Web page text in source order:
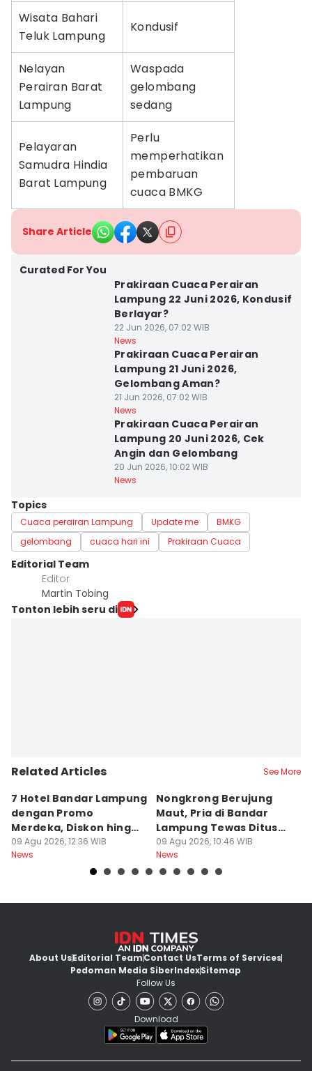
Wisata Bahari
Teluk Lampung
Kondusif
Nelayan
Perairan Barat
Lampung
Waspada
gelombang
sedang
Pelayaran
Samudra Hindia
Barat Lampung
Perlu
memperhatikan
pembaruan
cuaca BMKG
Share Article
Curated For You
Prakiraan Cuaca Perairan
Lampung 22 Juni 2026, Kondusif
Berlayar?
22 Jun 2026, 07:02 WIB
News
Prakiraan Cuaca Perairan
Lampung 21 Juni 2026,
Gelombang Aman?
21 Jun 2026, 07:02 WIB
News
Prakiraan Cuaca Perairan
Lampung 20 Juni 2026, Cek
Angin dan Gelombang
20 Jun 2026, 10:02 WIB
News
Topics
Cuaca perairan Lampung Update me
BMKG
gelombang
cuaca hari ini Prakiraan Cuaca
Editorial Team
Editor
Martin Tobing
Tonton lebih seru di
Related Articles See More
7 Hotel Bandar Lampung
dengan Promo
Merdeka, Diskon hingga
50 Persen
09 Agu 2026, 12:36 WIB
News
Nongkrong Berujung
Maut, Pria di Bandar
Lampung Tewas Ditusuk
Teman
09 Agu 2026, 10:46 WIB
News
About UsEditorial TeamContact UsTerms of Services
Pedoman Media SiberIndexSitemap
Follow Us
Download